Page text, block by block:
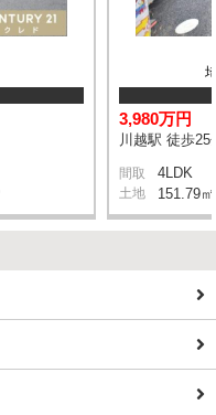
3,980万円
川越駅 徒歩25
間取 4LDK
土地 151.79㎡